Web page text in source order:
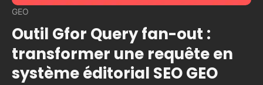
GEO
Outil Gfor Query fan-out :
transformer une requête en
système éditorial SEO GEO